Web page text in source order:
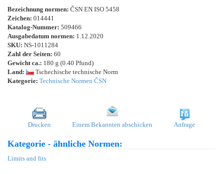
Bezeichnung normen: ČSN EN ISO 5458
Zeichen: 014441
Katalog-Nummer: 509466
Ausgabedatum normen: 1.12.2020
SKU: NS-1011284
Zahl der Seiten: 60
Gewicht ca.: 180 g (0.40 Pfund)
Land:
Tschechische technische Norm
Kategorie: Technische Normen ČSN
Drucken Einem Bekannten abschicken Anfrage
Kategorie - ähnliche Normen:
Limits and fits